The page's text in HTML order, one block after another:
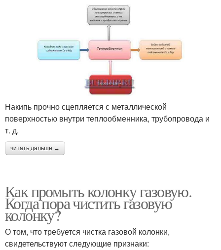
Накипь прочно сцепляется с металлической
поверхностью внутри теплообменника, трубопровода и
т. д.
читать дальше →
Как промыть колонку газовую.
Когда пора чистить газовую
колонку?
О том, что требуется чистка газовой колонки,
свидетельствуют следующие признаки: